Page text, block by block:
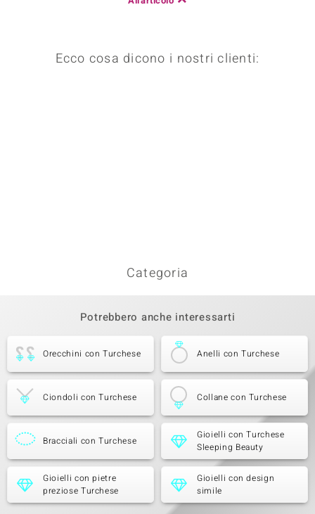
Ecco cosa dicono i nostri clienti:
Categoria
Potrebbero anche interessarti
Orecchini con Turchese Anelli con Turchese
Ciondoli con Turchese Collane con Turchese
Bracciali con Turchese
Gioielli con Turchese
Sleeping Beauty
Gioielli con pietre
preziose Turchese
Gioielli con design
simile